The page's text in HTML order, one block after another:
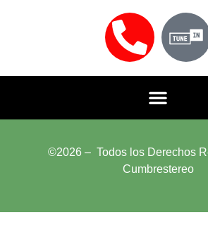
©2026 – Todos los Derechos
Cumbrestereo